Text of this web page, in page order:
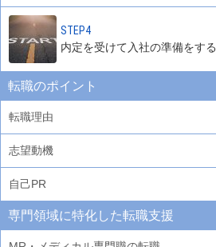
STEP4
内定を受けて入社の準備をする
転職のポイント
転職理由
志望動機
自己PR
専門領域に特化した転職支援